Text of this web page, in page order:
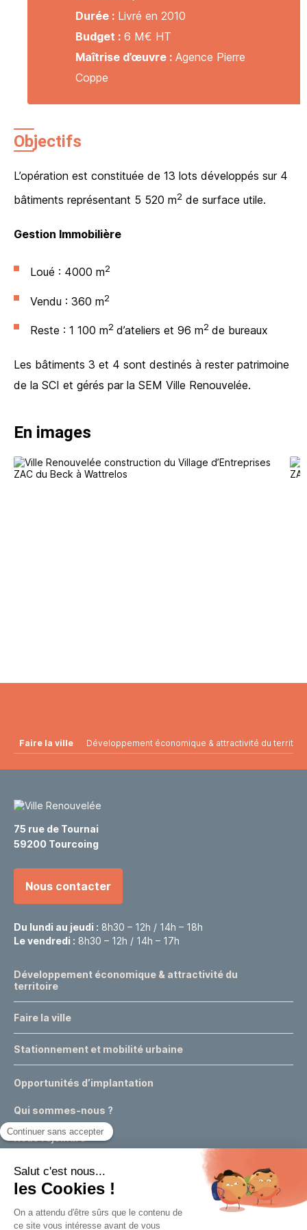
Durée : Livré en 2010
Budget : 6 M€ HT
Maîtrise d’œuvre : Agence Pierre
Coppe
Objectifs
L’opération est constituée de 13 lots développés sur 4
bâtiments représentant 5 520 m2 de surface utile.
Gestion Immobilière
Loué : 4000 m2
Vendu : 360 m2
Reste : 1 100 m2 d’ateliers et 96 m2 de bureaux
Les bâtiments 3 et 4 sont destinés à rester patrimoine
de la SCI et gérés par la SEM Ville Renouvelée.
En images
Faire la ville Développement économique & attractivité du
75 rue de Tournai
59200 Tourcoing
Nous contacter
Du lundi au jeudi : 8h30 – 12h / 14h – 18h
Le vendredi : 8h30 – 12h / 14h – 17h
Développement économique & attractivité du
territoire
Faire la ville
Stationnement et mobilité urbaine
Opportunités d’implantation
Qui sommes-nous ?
Nous rejoindre
Actualités
Événements
Expertises & conseils urbains